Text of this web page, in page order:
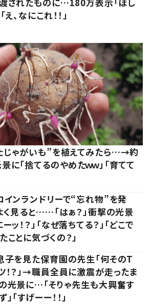
え、なにこれ！！」
じゃがいも”を植えてみたら…→約
に「捨てるのやめたｗｗ」「育てて
インランドリーで“忘れ物”を発
く見ると……「はぁ？」衝撃の光景
ーッ！？」「なぜ落ちてる？」「どこで
ことに気づくの？」
子を見た保育園の先生「何そのT
！？」→職員全員に激震が走ったま
光景に…「そりゃ先生も大興奮す
」「すげーー！！」